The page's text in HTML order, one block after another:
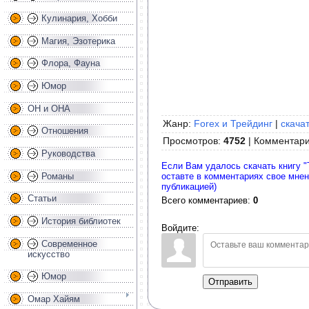
Кулинария, Хобби
Магия, Эзотерика
Флора, Фауна
Юмор
ОН и ОНА
Отношения
Руководства
Романы
Статьи
История библиотек
Современное
искусство
Юмор
Омар Хайям
Жанр: Forex и Трейдинг |
Просмотров: 4752 |
Если Вам удалось скачать
оставте в комментариях свое
публикацией)
Всего комментариев: 0
Войдите:
Отправить